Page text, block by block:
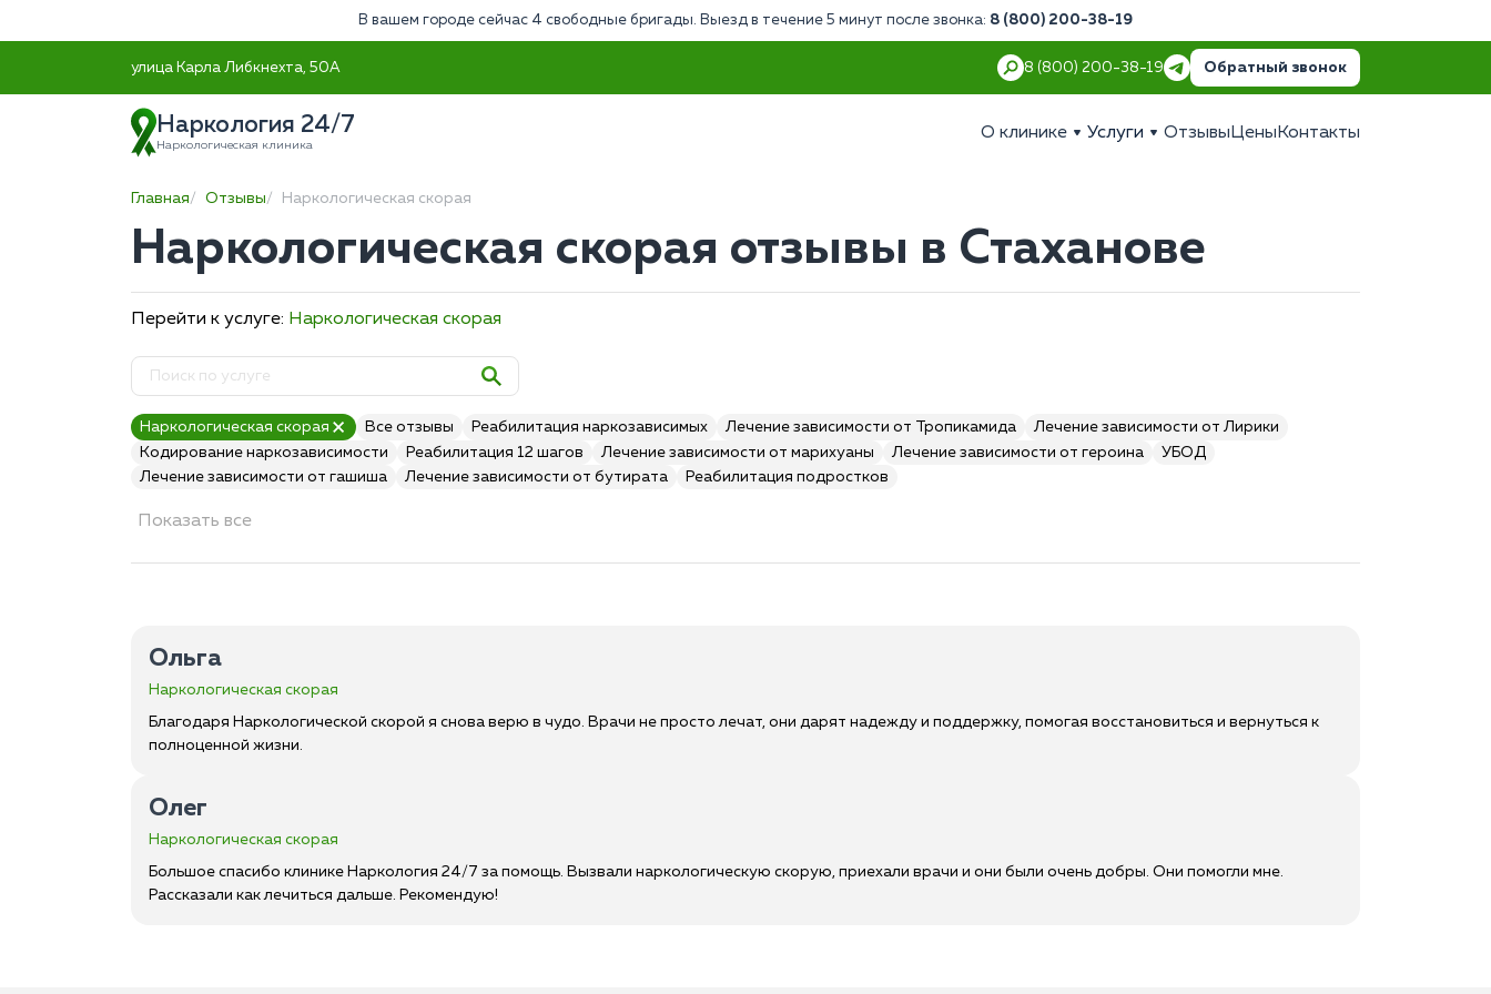
В вашем городе сейчас 4 свободные бригады. Выезд в течение 5 минут после звонка: 8 (800) 200-38-19
улица Карла Либкнехта, 50А 8 (800) 200-38-19 Обратный звонок
Наркология 24/7
Наркологическая клиника
О клинике Услуги Отзывы Цены Контакты
Главная Отзывы Наркологическая скорая
Наркологическая скорая отзывы в Стаханове
Перейти к услуге: Наркологическая скорая
Наркологическая скорая Все отзывы Реабилитация наркозависимых Лечение зависимости от Тропикамида
Лечение зависимости от Лирики
Кодирование наркозависимости
Реабилитация 12 шагов Лечение зависимости от марихуаны Лечение зависимости от героина
УБОД
Лечение зависимости от гашиша
Лечение зависимости от бутирата Реабилитация подростков
Показать все
Ольга
Наркологическая скорая
Благодаря Наркологической скорой я снова верю в чудо. Врачи не просто лечат, они дарят надежду и поддержку, помогая восстановиться и вернуться к
полноценной жизни.
Олег
Наркологическая скорая
Большое спасибо клинике Наркология 24/7 за помощь. Вызвали наркологическую скорую, приехали врачи и они были очень добры. Они помогли мне.
Рассказали как лечиться дальше. Рекомендую!